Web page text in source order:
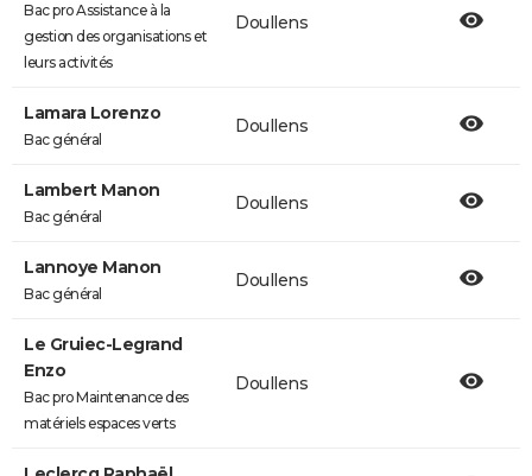
Bac pro Assistance à la
gestion des organisations et
leurs activités
Doullens
Lamara Lorenzo
Bac général
Doullens
Lambert Manon
Bac général
Doullens
Lannoye Manon
Bac général
Doullens
Le Gruiec-Legrand
Enzo
Bac pro Maintenance des
matériels espaces verts
Doullens